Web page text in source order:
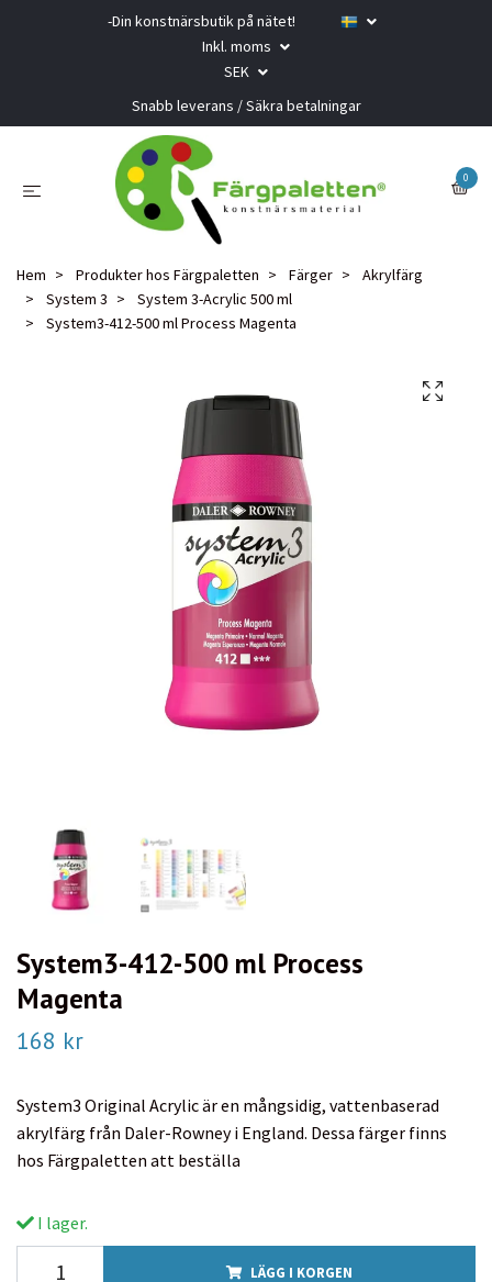
-Din konstnärsbutik på nätet!
Inkl. moms
SEK
Snabb leverans / Säkra betalningar
0
Hem Produkter hos Färgpaletten Färger
Akrylfärg
System 3
System 3-Acrylic 500 ml
System3-412-500 ml Process Magenta
System3-412-500 ml Process
Magenta
168 kr
System3 Original Acrylic är en mångsidig, vattenbaserad
akrylfärg från Daler-Rowney i England. Dessa färger finns
hos Färgpaletten att beställa
I lager.
LÄGG I KORGEN